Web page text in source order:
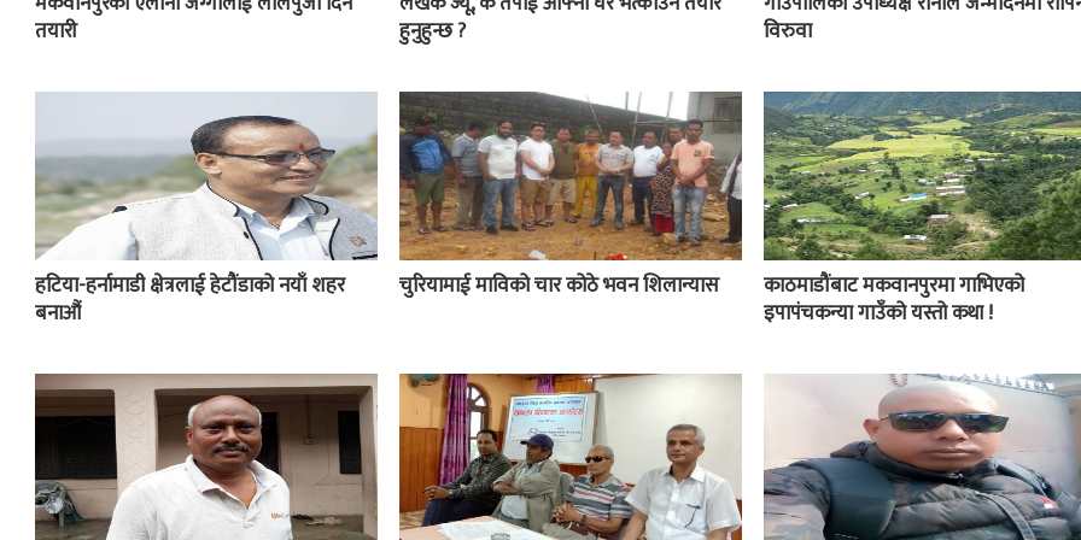
तयारी
हुनुहुन्छ ?
विरुवा
हटिया-हर्नामाडी क्षेत्रलाई हेटौंडाको नयाँ शहर
बनाऔं
चुरियामाई माविको चार कोठे भवन शिलान्यास
काठमाडौंबाट मकवानपुरमा गाभिएको
इपापंचकन्या गाउँको यस्तो कथा !